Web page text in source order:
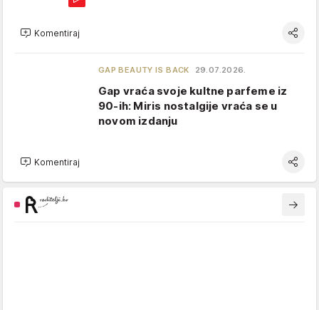
Komentiraj
GAP BEAUTY IS BACK 29.07.2026.
Gap vraća svoje kultne parfeme iz
90-ih: Miris nostalgije vraća se u
novom izdanju
Komentiraj